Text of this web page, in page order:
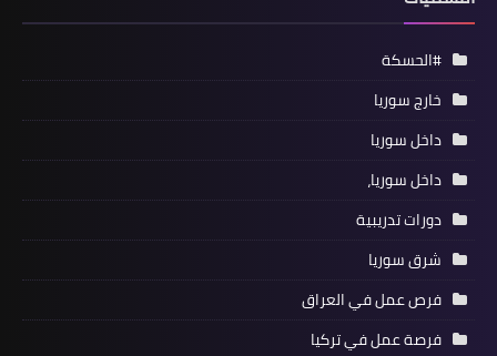
#الحسكة
خارج سوريا
داخل سوريا
داخل سوريا،
دورات تدريبية
شرق سوريا
فرص عمل في العراق
فرصة عمل في تركيا